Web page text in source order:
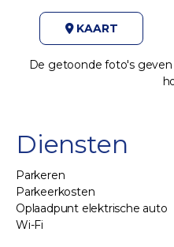
KAART
De getoonde foto's
Diensten
Parkeren
Parkeerkosten
Oplaadpunt elektrische auto
Wi-Fi